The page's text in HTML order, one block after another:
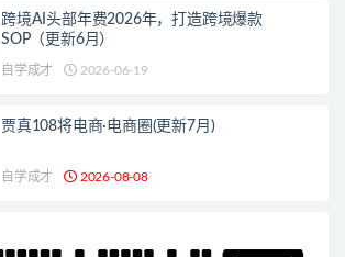
跨境AI头部年费2026年，打造跨境爆款
SOP（更新6月）
自学成才 2026-06-19
贾真108将电商·电商圈(更新7月)
自学成才 2026-08-08